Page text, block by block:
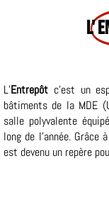
L'
L’Entrepôt c’est un
bâtiments de la MDE
salle polyvalente
long de l’année. Grâce
est devenu un repère